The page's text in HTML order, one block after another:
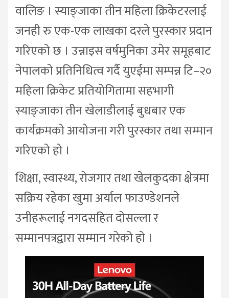
वालिङ । स्याङ्जाका तीन महिला क्रिकेटरलाई
जनही रु एक-एक लाखका दरले पुरस्कार प्रदान
गरिएको छ । उन्नाइस वर्षमुनिका उमेर समूहबाट
नेपालको प्रतिनिधित्व गर्दै युएईमा सम्पन्न टि–२०
महिला क्रिकेट प्रतियोगितामा सहभागी
स्याङ्जाका तीन खेलाडीलाई बुधबार एक
कार्यक्रमको आयोजना गरी पुरस्कार तथा सम्मान
गरिएको हो ।
शिक्षा, स्वास्थ्य, रोजगार तथा खेलकुदका क्षेत्रमा
सक्रिय रहेका खुमा अर्याल फाउण्डेशनले
उनीहरूलाई नगदसहित दोसल्ला र
सम्मानपत्रद्वारा सम्मान गरेको हो ।